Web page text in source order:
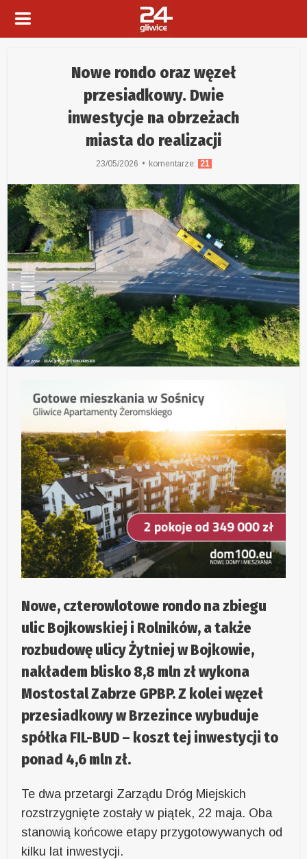
Nowe rondo oraz węzeł
przesiadkowy. Dwie
inwestycje na obrzeżach
miasta do realizacji
23/05/2026 komentarze: 21
Nowe, czterowlotowe rondo na zbiegu
ulic Bojkowskiej i Rolników, a także
rozbudowę ulicy Żytniej w Bojkowie,
nakładem blisko 8,8 mln zł wykona
Mostostal Zabrze GPBP. Z kolei węzeł
przesiadkowy w Brzezince wybuduje
spółka FIL-BUD – koszt tej inwestycji to
ponad 4,6 mln zł.
Te dwa przetargi Zarządu Dróg Miejskich
rozstrzygnięte zostały w piątek, 22 maja. Oba
stanowią końcowe etapy przygotowywanych od
kilku lat inwestycji.